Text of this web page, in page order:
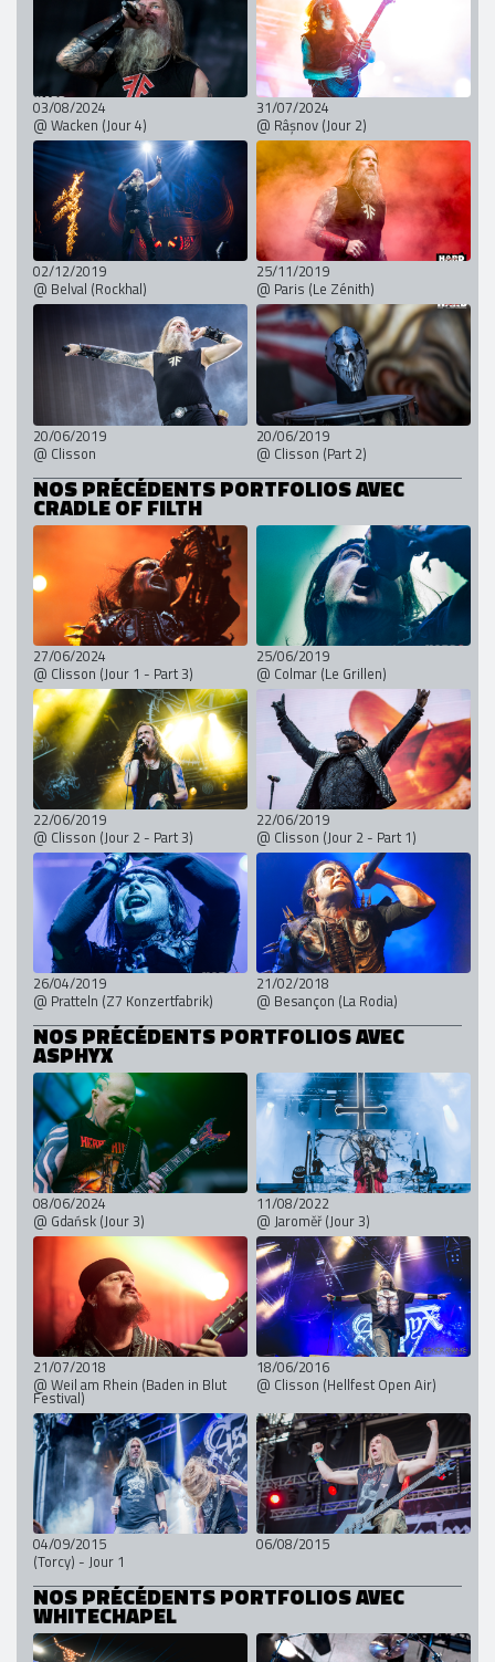
03/08/2024
@ Wacken (Jour 4)
31/07/2024
@ Râșnov (Jour 2)
02/12/2019
@ Belval (Rockhal)
25/11/2019
@ Paris (Le Zénith)
20/06/2019
@ Clisson
20/06/2019
@ Clisson (Part 2)
NOS PRÉCÉDENTS PORTFOLIOS AVEC
CRADLE OF FILTH
27/06/2024
@ Clisson (Jour 1 - Part 3)
25/06/2019
@ Colmar (Le Grillen)
22/06/2019
@ Clisson (Jour 2 - Part 3)
22/06/2019
@ Clisson (Jour 2 - Part 1)
26/04/2019
@ Pratteln (Z7 Konzertfabrik)
21/02/2018
@ Besançon (La Rodia)
NOS PRÉCÉDENTS PORTFOLIOS AVEC
ASPHYX
08/06/2024
@ Gdańsk (Jour 3)
11/08/2022
@ Jaroměř (Jour 3)
21/07/2018
@ Weil am Rhein (Baden in Blut
Festival)
18/06/2016
@ Clisson (Hellfest Open Air)
04/09/2015
(Torcy) - Jour 1
06/08/2015
NOS PRÉCÉDENTS PORTFOLIOS AVEC
WHITECHAPEL